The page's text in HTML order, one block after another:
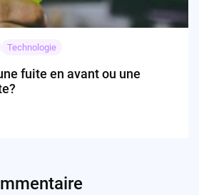
Technologie
fuite en avant ou une